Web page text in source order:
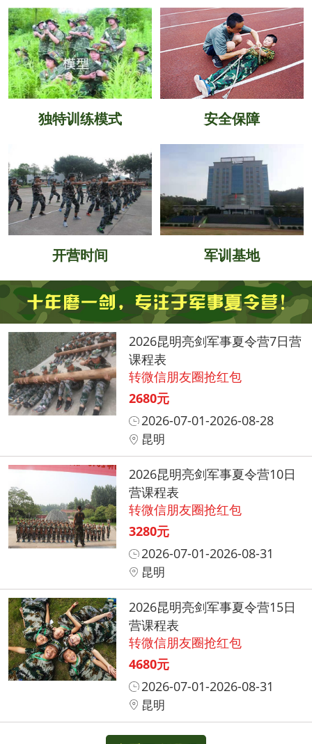
独特训练模式 安全保障
开营时间 军训基地
2026昆明亮剑军事夏令营7日营
课程表
转微信朋友圈抢红包
2680元
2026-07-01-2026-08-28
昆明
2026昆明亮剑军事夏令营10日
营课程表
转微信朋友圈抢红包
3280元
2026-07-01-2026-08-31
昆明
2026昆明亮剑军事夏令营15日
营课程表
转微信朋友圈抢红包
4680元
2026-07-01-2026-08-31
昆明